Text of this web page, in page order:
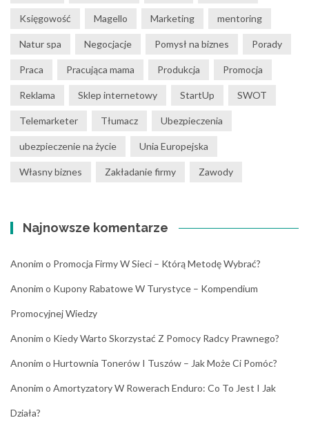
Księgowość Magello Marketing mentoring
Natur spa Negocjacje Pomysł na biznes Porady
Praca Pracująca mama Produkcja Promocja
Reklama Sklep internetowy StartUp SWOT
Telemarketer Tłumacz Ubezpieczenia
ubezpieczenie na życie Unia Europejska
Własny biznes Zakładanie firmy Zawody
Najnowsze komentarze
Anonim o Promocja Firmy W Sieci – Którą Metodę Wybrać?
Anonim o Kupony Rabatowe W Turystyce – Kompendium
Promocyjnej Wiedzy
Anonim o Kiedy Warto Skorzystać Z Pomocy Radcy Prawnego?
Anonim o Hurtownia Tonerów I Tuszów – Jak Może Ci Pomóc?
Anonim o Amortyzatory W Rowerach Enduro: Co To Jest I Jak
Działa?